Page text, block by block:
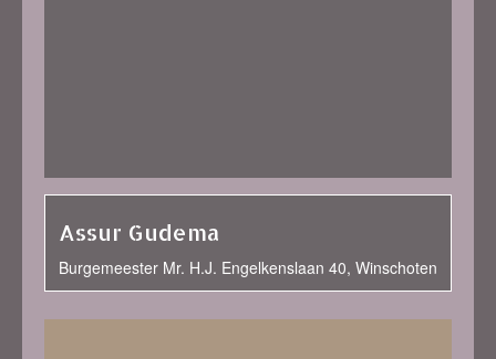
Assur Gudema
Burgemeester Mr. H.J. Engelkenslaan 40, Winschoten